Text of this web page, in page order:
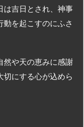
は吉日とされ、神事
を起こすのにふさ
然や天の恵みに感謝
切にする心が込めら